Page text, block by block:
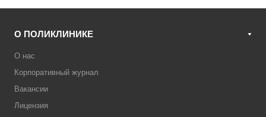
О ПОЛИКЛИНИКЕ
О нас
Корпоративный журнал
Вакансии
Лицензия